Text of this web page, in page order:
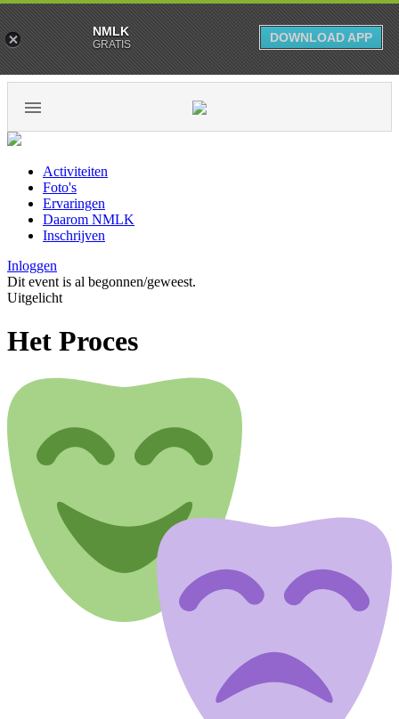
Activiteiten
Foto's
Ervaringen
Daarom NMLK
Inschrijven
Inloggen
Dit event is al begonnen/geweest.
Uitgelicht
Het Proces
NMLK
GRATIS DOWNLOAD APP